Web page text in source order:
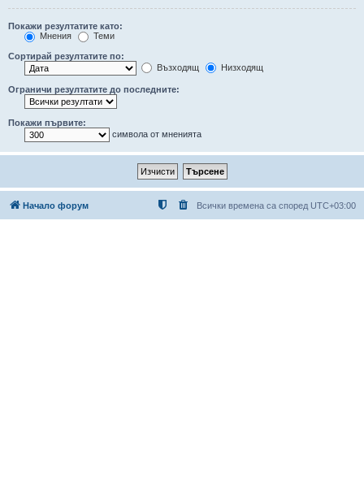
Покажи резултатите като:
Мнения
Теми
Сортирай резултатите по:
Възходящ
Низходящ
Ограничи резултатите до последните:
Покажи първите:
символа от мненията
Начало форум Всички времена са според UTC+03:00